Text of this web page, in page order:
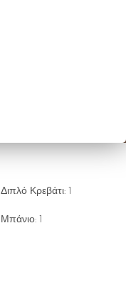
Διπλό Κρεβάτι: 1
Μπάνιο: 1